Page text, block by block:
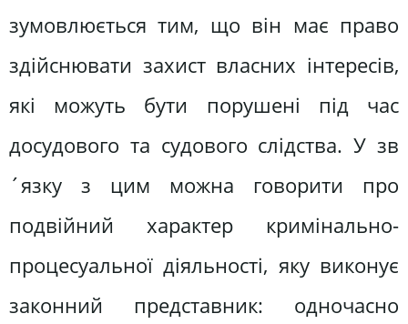
зумовлюється тим, що він має право
здійснювати захист власних інтересів,
які можуть бути порушені під час
досудового та судового слідства. У зв
´язку з цим можна говорити про
подвійний характер кримінально-
процесуальної діяльності, яку виконує
законний представник: одночасно